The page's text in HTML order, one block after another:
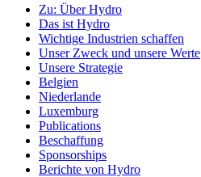
Zu: Über Hydro
Das ist Hydro
Wichtige Industrien schaffen
Unser Zweck und unsere Werte
Unsere Strategie
Belgien
Niederlande
Luxemburg
Publications
Beschaffung
Sponsorships
Berichte von Hydro